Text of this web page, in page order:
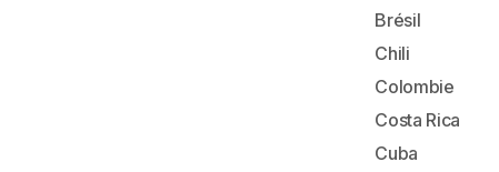
Brésil
Chili
Colombie
Costa Rica
Cuba